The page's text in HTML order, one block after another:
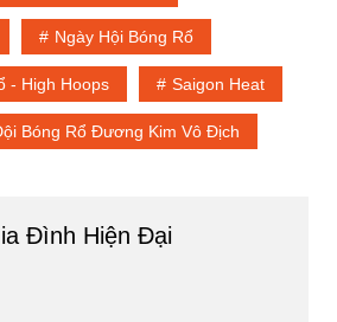
Ngày Hội Bóng Rổ
- High Hoops Saigon Heat
Bóng Rổ Đương Kim Vô Địch
Đình Hiện Đại